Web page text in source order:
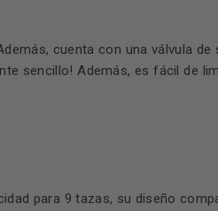
cuenta con una válvula
sencillo! Además, es fácil de
para 9 tazas, su diseño